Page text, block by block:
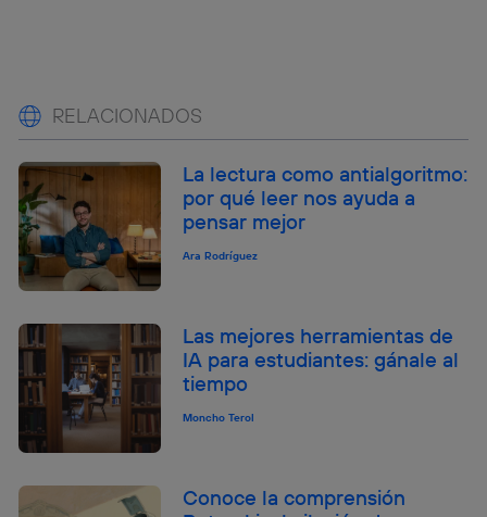
RELACIONADOS
La lectura como antialgoritmo:
por qué leer nos ayuda a
pensar mejor
Ara Rodríguez
Las mejores herramientas de
IA para estudiantes: gánale al
tiempo
Moncho Terol
Conoce la comprensión